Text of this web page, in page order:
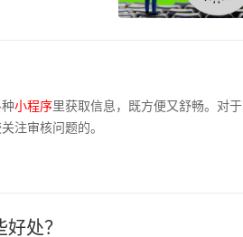
小程序里获取信息，既方便又舒畅。对
注审核问题的。
处？